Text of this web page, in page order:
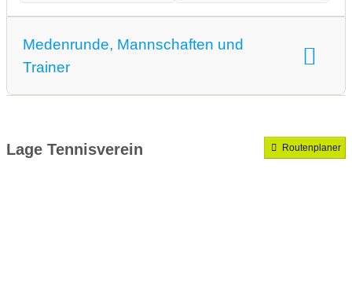
Medenrunde, Mannschaften und
Trainer
Lage Tennisverein Routenplaner